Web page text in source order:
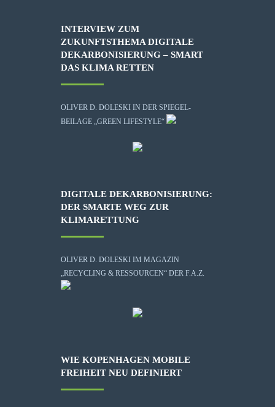
INTERVIEW ZUM
ZUKUNFTSTHEMA DIGITALE
DEKARBONISIERUNG – SMART
DAS KLIMA RETTEN
OLIVER D. DOLESKI IN DER SPIEGEL-
BEILAGE „GREEN LIFESTYLE“
DIGITALE DEKARBONISIERUNG:
DER SMARTE WEG ZUR
KLIMARETTUNG
OLIVER D. DOLESKI IM MAGAZIN
„RECYCLING & RESSOURCEN“ DER F.A.Z.
WIE KOPENHAGEN MOBILE
FREIHEIT NEU DEFINIERT